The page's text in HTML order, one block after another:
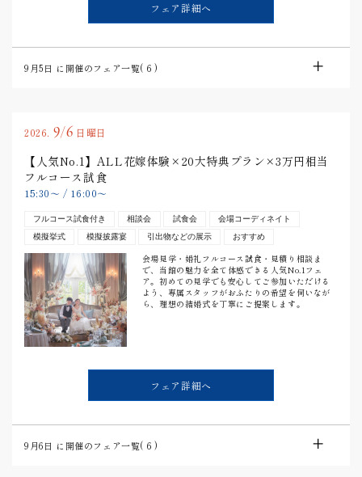
フェア詳細へ
9月5日 に開催のフェア一覧( 6 )
2026. 9/6 日曜日
【人気No.1】ALL花嫁体験×20大特典プラン×3万円相当
フルコース試食
15:30〜 / 16:00〜
フルコース試食付き 相談会 試食会
会場コーディネイト
模擬挙式
模擬披露宴 引出物などの展示 おすすめ
会場見学・婚礼フルコース試食・見積り相談ま
で、当館の魅力を全て体感できる人気No.1フェ
ア。初めての見学でも安心してご参加いただける
よう、専属スタッフがおふたりの希望を伺いなが
ら、理想の結婚式を丁寧にご提案します。
フェア詳細へ
9月6日 に開催のフェア一覧( 6 )